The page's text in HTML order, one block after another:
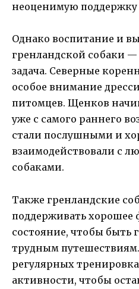
неоценимую
Однако воспитание и
гренландской собаки —
задача. Северные
особое внимание
питомцев. Щенков
уже с самого раннего
стали послушными и
взаимодействовали с
собаками.
Также гренландские
поддерживать хорошее
состояние, чтобы быть
трудным
регулярных
активности, чтобы